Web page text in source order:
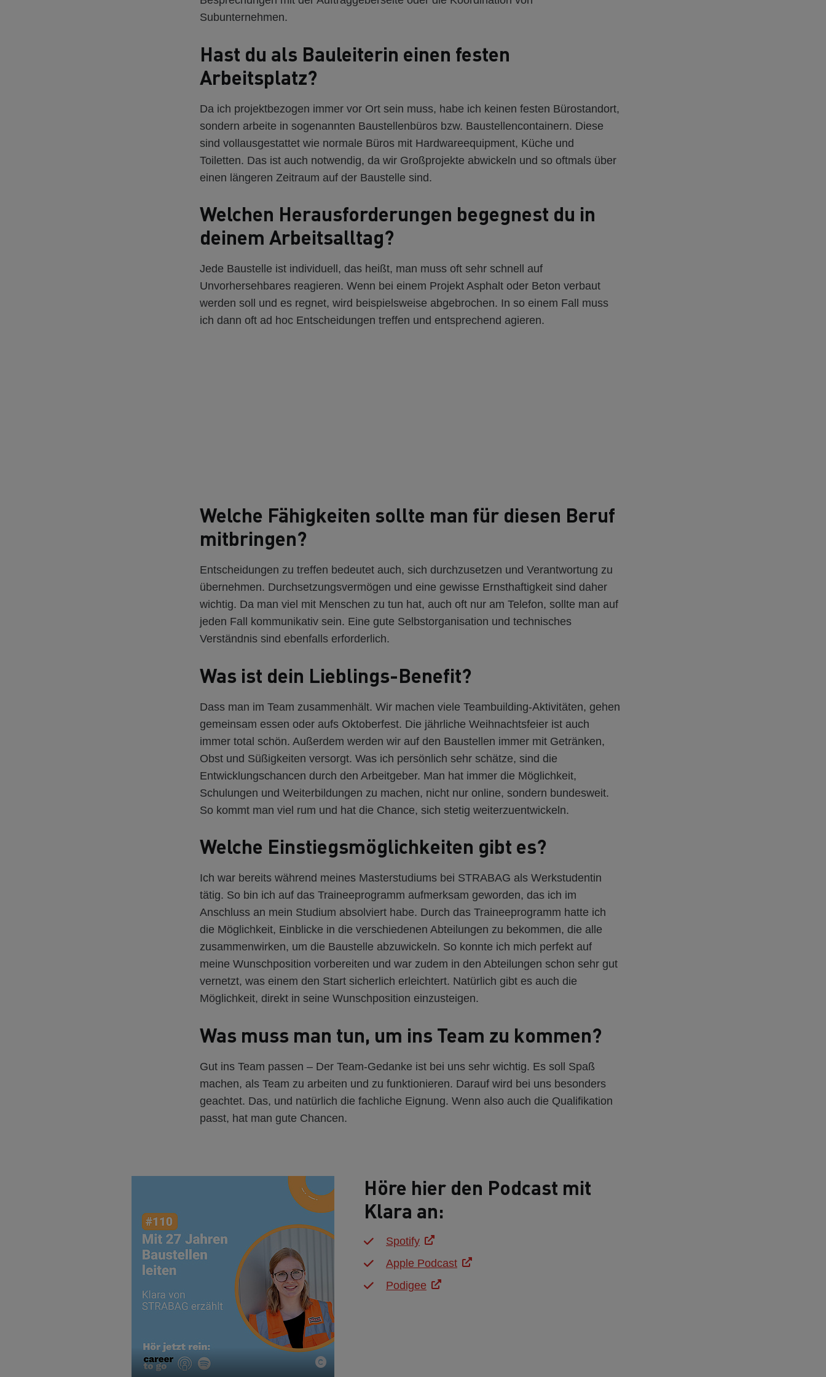
Subunternehmen.
Hast du als Bauleiterin einen festen
Arbeitsplatz?
Da ich projektbezogen immer vor Ort sein muss, habe ich keinen festen Bürostandort,
sondern arbeite in sogenannten Baustellenbüros bzw. Baustellencontainern. Diese
sind vollausgestattet wie normale Büros mit Hardwareequipment, Küche und
Toiletten. Das ist auch notwendig, da wir Großprojekte abwickeln und so oftmals über
einen längeren Zeitraum auf der Baustelle sind.
Welchen Herausforderungen begegnest du in
deinem Arbeitsalltag?
Jede Baustelle ist individuell, das heißt, man muss oft sehr schnell auf
Unvorhersehbares reagieren. Wenn bei einem Projekt Asphalt oder Beton verbaut
werden soll und es regnet, wird beispielsweise abgebrochen. In so einem Fall muss
ich dann oft ad hoc Entscheidungen treffen und entsprechend agieren.
Welche Fähigkeiten sollte man für diesen Beruf
mitbringen?
Entscheidungen zu treffen bedeutet auch, sich durchzusetzen und Verantwortung zu
übernehmen. Durchsetzungsvermögen und eine gewisse Ernsthaftigkeit sind daher
wichtig. Da man viel mit Menschen zu tun hat, auch oft nur am Telefon, sollte man auf
jeden Fall kommunikativ sein. Eine gute Selbstorganisation und technisches
Verständnis sind ebenfalls erforderlich.
Was ist dein Lieblings-Benefit?
Dass man im Team zusammenhält. Wir machen viele Teambuilding-Aktivitäten, gehen
gemeinsam essen oder aufs Oktoberfest. Die jährliche Weihnachtsfeier ist auch
immer total schön. Außerdem werden wir auf den Baustellen immer mit Getränken,
Obst und Süßigkeiten versorgt. Was ich persönlich sehr schätze, sind die
Entwicklungschancen durch den Arbeitgeber. Man hat immer die Möglichkeit,
Schulungen und Weiterbildungen zu machen, nicht nur online, sondern bundesweit.
So kommt man viel rum und hat die Chance, sich stetig weiterzuentwickeln.
Welche Einstiegsmöglichkeiten gibt es?
Ich war bereits während meines Masterstudiums bei STRABAG als Werkstudentin
tätig. So bin ich auf das Traineeprogramm aufmerksam geworden, das ich im
Anschluss an mein Studium absolviert habe. Durch das Traineeprogramm hatte ich
die Möglichkeit, Einblicke in die verschiedenen Abteilungen zu bekommen, die alle
zusammenwirken, um die Baustelle abzuwickeln. So konnte ich mich perfekt auf
meine Wunschposition vorbereiten und war zudem in den Abteilungen schon sehr gut
vernetzt, was einem den Start sicherlich erleichtert. Natürlich gibt es auch die
Möglichkeit, direkt in seine Wunschposition einzusteigen.
Was muss man tun, um ins Team zu kommen?
Gut ins Team passen – Der Team-Gedanke ist bei uns sehr wichtig. Es soll Spaß
machen, als Team zu arbeiten und zu funktionieren. Darauf wird bei uns besonders
geachtet. Das, und natürlich die fachliche Eignung. Wenn also auch die Qualifikation
passt, hat man gute Chancen.
Höre hier den Podcast mit
Klara an:
Spotify
Apple Podcast
Podigee